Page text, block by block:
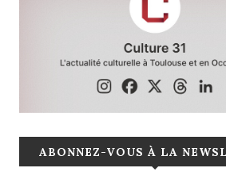
ABONNEZ-VOUS À LA